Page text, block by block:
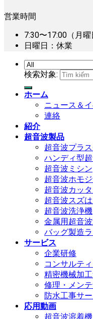
営業時間
7:30〜17:00（月曜
日曜日：休業
検索対象:
ホーム
ニュース＆
連絡
紹介
超音波製品
超音波プラ
ハンディ型
超音波ミシン
超音波ホモ
超音波カッ
超音波スズ
超音波洗浄機
金属用超音
バッグ製造
サービス
企業研修
コンサルテ
精密機械加
修理・メン
防水工事サ
応用動画
超音波溶着機